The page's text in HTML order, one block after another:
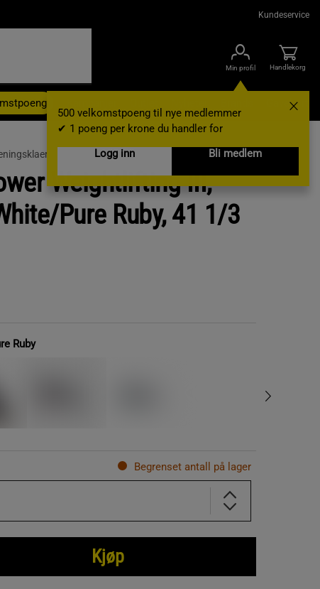
Kundeservice
Min profil
500 velkomstpoeng til nye medlemmer
✔ 1 poeng per krone du handler for
Logg inn
Bli medlem
Handlekorg
Gavekort
Weightlifting III,
Pure Ruby, 41 1/3
Ruby
Begrenset antall på lager
Kjøp